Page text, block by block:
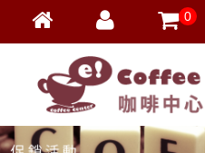
會員登入
忘記密碼
加入會員
VIP登入
0